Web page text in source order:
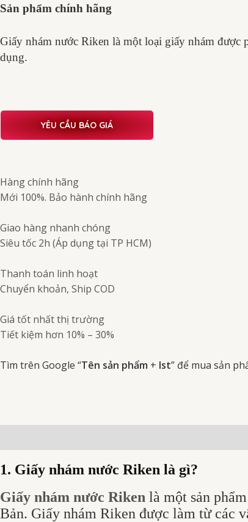
Sản phẩm chính hãng
Giấy nhám nước Riken là một loại giấy nhám
dụng.
YÊU CẦU BÁO GIÁ
Hàng chính hãng
Mới 100%. Bảo hành chính hãng
Giao hàng nhanh chóng
Siêu tốc 2h (Áp dụng tại TP HCM)
Thanh toán linh hoạt
Chuyển khoản, Ship COD
Giá tốt nhất thị trường
Tiết kiệm hơn 10% – 30%
Tìm trên Google “Tên sản phẩm + Ist” để mua sản
1. Giấy nhám nước Riken là gì?
Giấy nhám nước Riken là một sản
Bản. Giấy nhám Riken được làm từ các